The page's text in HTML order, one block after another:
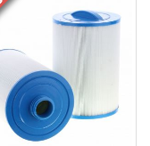
samla in icke-
ligger i lager inuti
benämnas även
tar bort partiklar ner till